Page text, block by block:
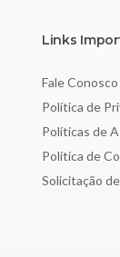
Links
Fale Conosco
Política de
Políticas de
Política de
Solicitação